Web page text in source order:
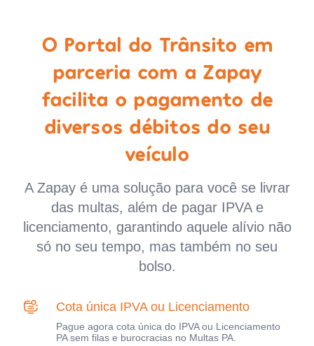
O Portal do Trânsito em
parceria com a Zapay
facilita o pagamento de
diversos débitos do seu
veículo
A Zapay é uma solução para você se livrar
das multas, além de pagar IPVA e
licenciamento, garantindo aquele alívio não
só no seu tempo, mas também no seu
bolso.
Cota única IPVA ou Licenciamento
Pague agora cota única do IPVA ou Licenciamento
PA sem filas e burocracias no Multas PA.